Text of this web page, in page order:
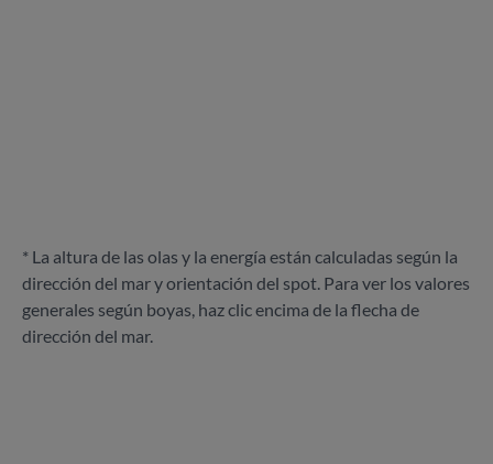
* La altura de las olas y la energía están calculadas según la
dirección del mar y orientación del spot. Para ver los valores
generales según boyas, haz clic encima de la flecha de
dirección del mar.